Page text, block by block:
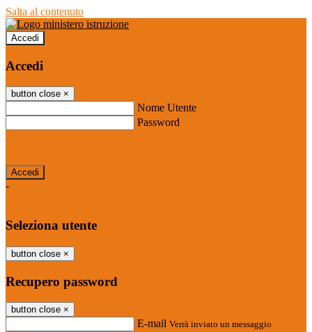
Salta al contenuto
Accedi
Accedi
button close ×
Nome Utente
Password
-
Seleziona utente
button close ×
Recupero password
button close ×
E-mail Verrà inviato un messaggio